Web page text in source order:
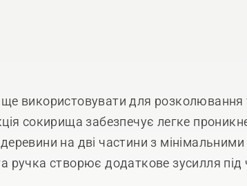
використовувати для розколювання
сокирища забезпечує легке
на дві частини з мінімальними
ручка створює додаткове зусилля під